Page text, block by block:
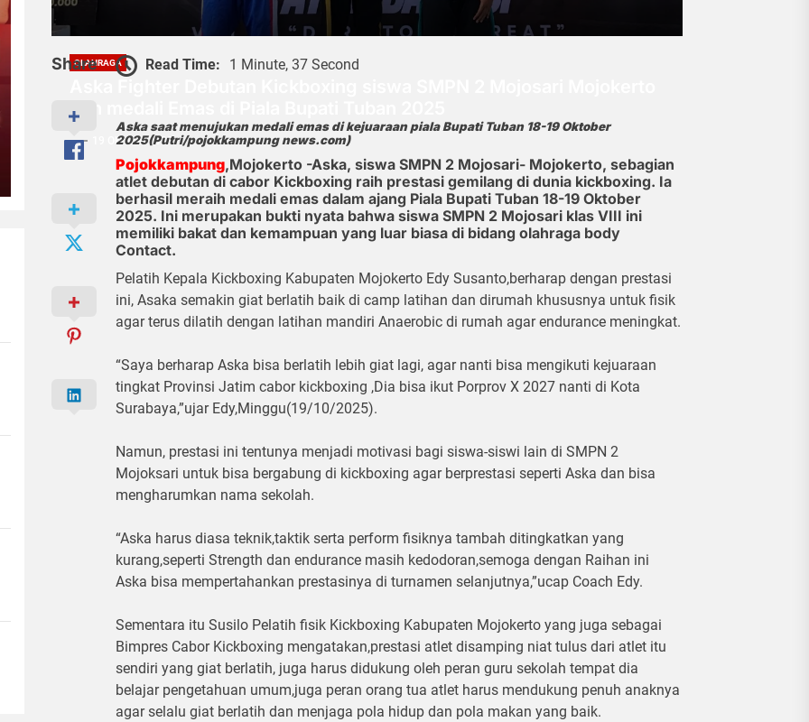
OLAHRAGA
raih medali Emas di Piala Bupati Tuban 2025
19 Oktober 2025
Share Read Time: 1 Minute, 37 Second
Aska saat menujukan medali emas di kejuaraan piala Bupati Tuban 18-19 Oktober
2025(Putri/pojokkampung news.com)
Pojokkampung,Mojokerto -Aska, siswa SMPN 2 Mojosari- Mojokerto, sebagian
atlet debutan di cabor Kickboxing raih prestasi gemilang di dunia kickboxing. Ia
berhasil meraih medali emas dalam ajang Piala Bupati Tuban 18-19 Oktober
2025. Ini merupakan bukti nyata bahwa siswa SMPN 2 Mojosari klas VIII ini
memiliki bakat dan kemampuan yang luar biasa di bidang olahraga body
Contact.
Pelatih Kepala Kickboxing Kabupaten Mojokerto Edy Susanto,berharap dengan prestasi
ini, Asaka semakin giat berlatih baik di camp latihan dan dirumah khususnya untuk fisik
agar terus dilatih dengan latihan mandiri Anaerobic di rumah agar endurance meningkat.
“Saya berharap Aska bisa berlatih lebih giat lagi, agar nanti bisa mengikuti kejuaraan
tingkat Provinsi Jatim cabor kickboxing ,Dia bisa ikut Porprov X 2027 nanti di Kota
Surabaya,”ujar Edy,Minggu(19/10/2025).
Namun, prestasi ini tentunya menjadi motivasi bagi siswa-siswi lain di SMPN 2
Mojoksari untuk bisa bergabung di kickboxing agar berprestasi seperti Aska dan bisa
mengharumkan nama sekolah.
“Aska harus diasa teknik,taktik serta perform fisiknya tambah ditingkatkan yang
kurang,seperti Strength dan endurance masih kedodoran,semoga dengan Raihan ini
Aska bisa mempertahankan prestasinya di turnamen selanjutnya,”ucap Coach Edy.
Sementara itu Susilo Pelatih fisik Kickboxing Kabupaten Mojokerto yang juga sebagai
Bimpres Cabor Kickboxing mengatakan,prestasi atlet disamping niat tulus dari atlet itu
sendiri yang giat berlatih, juga harus didukung oleh peran guru sekolah tempat dia
belajar pengetahuan umum,juga peran orang tua atlet harus mendukung penuh anaknya
agar selalu giat berlatih dan menjaga pola hidup dan pola makan yang baik.